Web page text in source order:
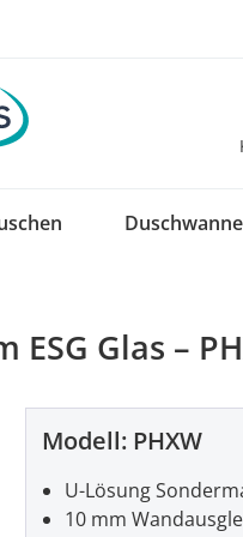
Glas –
Modell: PHXW
U-Lösung
10 mm